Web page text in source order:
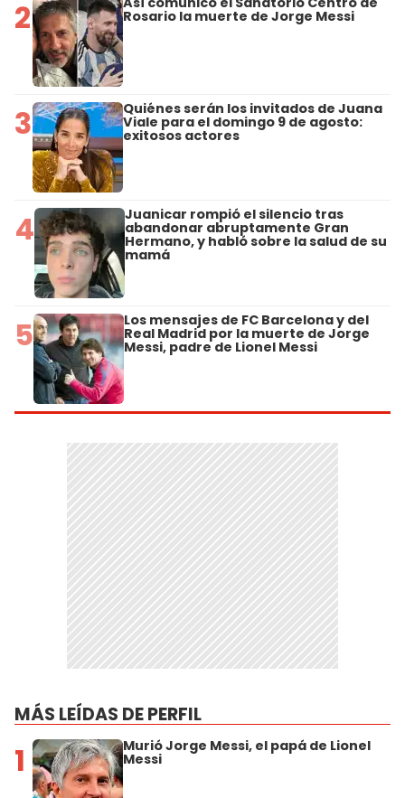
2 Rosario la muerte de Jorge Messi
3 Quiénes serán los invitados de Juana
Viale para el domingo 9 de agosto:
exitosos actores
4 Juanicar rompió el silencio tras
abandonar abruptamente Gran
Hermano, y habló sobre la salud de su
mamá
5 Los mensajes de FC Barcelona y del
Real Madrid por la muerte de Jorge
Messi, padre de Lionel Messi
MÁS LEÍDAS DE PERFIL
1 Murió Jorge Messi, el papá de Lionel
Messi